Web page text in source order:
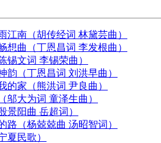
江南（胡传经词 林黛芸曲）
想曲（丁恩昌词 李发根曲）
锡文词 李锡荣曲）
韵（丁恩昌词 刘洪早曲）
的家（熊洪词 尹良曲）
邬大为词 童泽生曲）
景阳曲 岳超词）
路（杨兢兢曲 汤昭智词）
夏民歌）